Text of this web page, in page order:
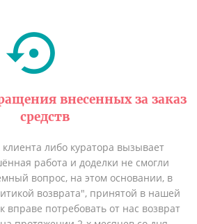
внесенных за заказ
средств
клиента либо куратора вызывает
работа и доделки не смогли
вопрос, на этом основании, в
возврата", принятой в нашей
вправе потребовать от нас возврат